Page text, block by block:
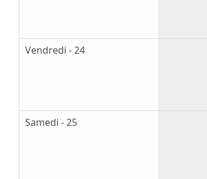
Vendredi - 24
Samedi - 25